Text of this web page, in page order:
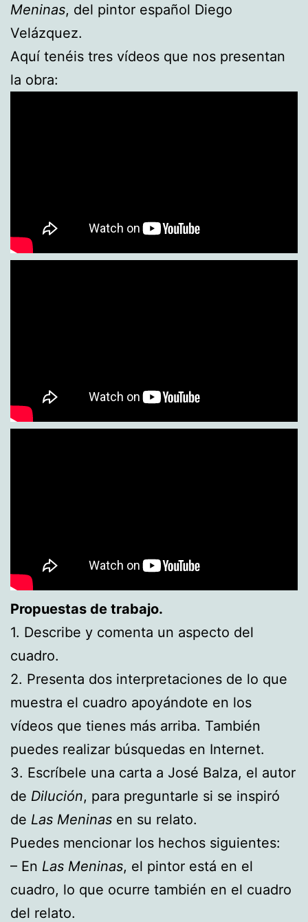
Meninas, del pintor español Diego
Velázquez.
Aquí tenéis tres vídeos que nos presentan
la obra:
Propuestas de trabajo.
1. Describe y comenta un aspecto del
cuadro.
2. Presenta dos interpretaciones de lo que
muestra el cuadro apoyándote en los
vídeos que tienes más arriba. También
puedes realizar búsquedas en Internet.
3. Escríbele una carta a José Balza, el autor
de Dilución, para preguntarle si se inspiró
de Las Meninas en su relato.
Puedes mencionar los hechos siguientes:
– En Las Meninas, el pintor está en el
cuadro, lo que ocurre también en el cuadro
del relato.